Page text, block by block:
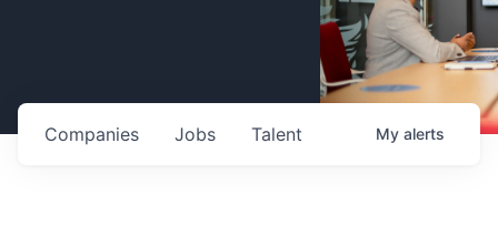
Jobs
Companies Talent My alerts